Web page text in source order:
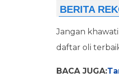
Jangan
daftar oli
BACA JUGA: